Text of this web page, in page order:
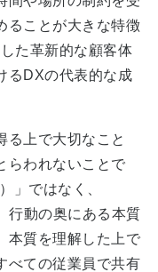
ることが大きな特徴
た革新的な顧客体
るDXの代表的な成
上で大切なこと
らわれないことで
」ではなく、
行動の奥にある本質
本質を理解した上で
べての従業員で共有